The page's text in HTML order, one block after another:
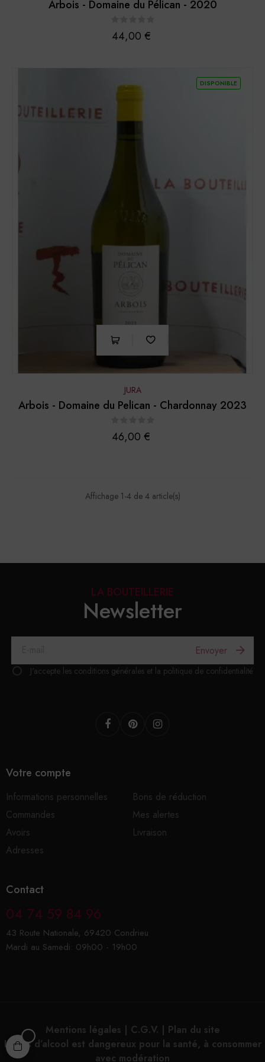
Arbois - Domaine du Pélican - 2020
Prix
44,00 €
DISPONIBLE
JURA
Arbois - Domaine du Pelican - Chardonnay 2023
Prix
46,00 €
Affichage 1-4 de 4 article(s)
Votre compte
Informations personnelles
Bons de réduction
Commandes
Mes alertes
Avoirs
Livraison
Adresses
LA BOUTEILLERIE
Newsletter
Envoyer
J'accepte les conditions générales et la politique de confidentialité
FacebookPinterest
Contact
04 74 59 84 96
43 Route Nationale, 69420 Condrieu
Mardi au Samedi: 09h00 - 19h00
Mentions légales | C.G.V. | Plan du site
L’abus d’alcool est dangereux pour la santé, à consommer
avec modération